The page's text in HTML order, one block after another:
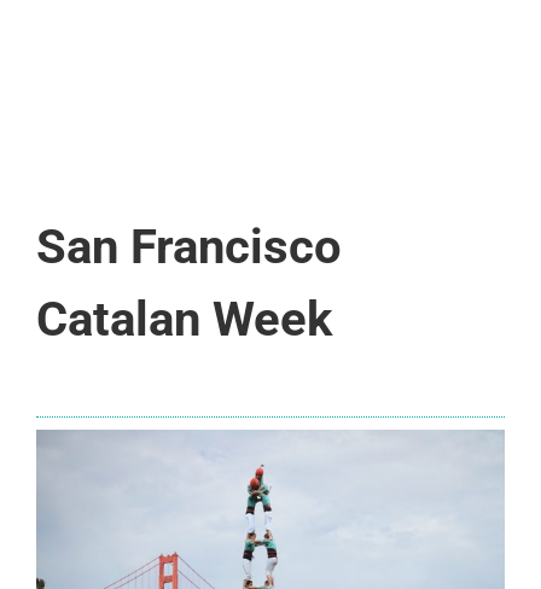
San Francisco
Catalan Week